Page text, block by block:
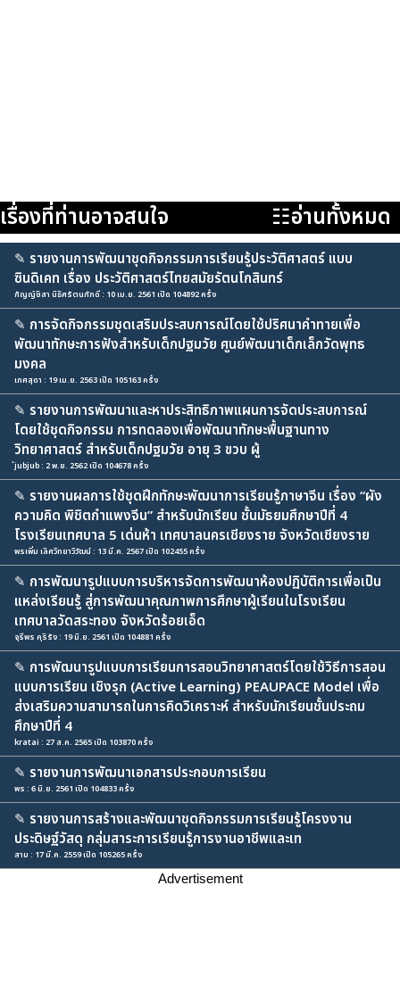
เรื่องที่ท่านอาจสนใจ ☷อ่านทั้งหมด
✎ รายงานการพัฒนาชุดกิจกรรมการเรียนรู้ประวัติศาสตร์ แบบ
ซินดิเคท เรื่อง ประวัติศาสตร์ไทยสมัยรัตนโกสินทร์
กัญญ์ชิสา นิธิศรัตนภักดี : 10 เม.ย. 2561 เปิด 104892 ครั้ง
✎ การจัดกิจกรรมชุดเสริมประสบการณ์โดยใช้ปริศนาคำทายเพื่อ
พัฒนาทักษะการฟังสำหรับเด็กปฐมวัย ศูนย์พัฒนาเด็กเล็กวัดพุทธ
มงคล
เกศสุดา : 19 เม.ย. 2563 เปิด 105163 ครั้ง
✎ รายงานการพัฒนาและหาประสิทธิภาพแผนการจัดประสบการณ์
โดยใช้ชุดกิจกรรม การทดลองเพื่อพัฒนาทักษะพื้นฐานทาง
วิทยาศาสตร์ สำหรับเด็กปฐมวัย อายุ 3 ขวบ ผู้
่jubjub : 2 พ.ย. 2562 เปิด 104678 ครั้ง
✎ รายงานผลการใช้ชุดฝึกทักษะพัฒนาการเรียนรู้ภาษาจีน เรื่อง “ผัง
ความคิด พิชิตกำแพงจีน” สำหรับนักเรียน ชั้นมัธยมศึกษาปีที่ 4
โรงเรียนเทศบาล 5 เด่นห้า เทศบาลนครเชียงราย จังหวัดเชียงราย
พรเพิ่ม เลิศวิทยาวิวัฒน์ : 13 มี.ค. 2567 เปิด 102455 ครั้ง
✎ การพัฒนารูปแบบการบริหารจัดการพัฒนาห้องปฏิบัติการเพื่อเป็น
แหล่งเรียนรู้ สู่การพัฒนาคุณภาพการศึกษาผู้เรียนในโรงเรียน
เทศบาลวัดสระทอง จังหวัดร้อยเอ็ด
จุรีพร คุริรัง : 19 มิ.ย. 2561 เปิด 104881 ครั้ง
✎ การพัฒนารูปแบบการเรียนการสอนวิทยาศาสตร์โดยใช้วิธีการสอน
แบบการเรียน เชิงรุก (Active Learning) PEAUPACE Model เพื่อ
ส่งเสริมความสามารถในการคิดวิเคราะห์ สำหรับนักเรียนชั้นประถม
ศึกษาปีที่ 4
kratai : 27 ส.ค. 2565 เปิด 103870 ครั้ง
✎ รายงานการพัฒนาเอกสารประกอบการเรียน
พร : 6 มิ.ย. 2561 เปิด 104833 ครั้ง
✎ รายงานการสร้างและพัฒนาชุดกิจกรรมการเรียนรู้โครงงาน
ประดิษฐ์วัสดุ กลุ่มสาระการเรียนรู้การงานอาชีพและเท
สาม : 17 มี.ค. 2559 เปิด 105265 ครั้ง
Advertisement